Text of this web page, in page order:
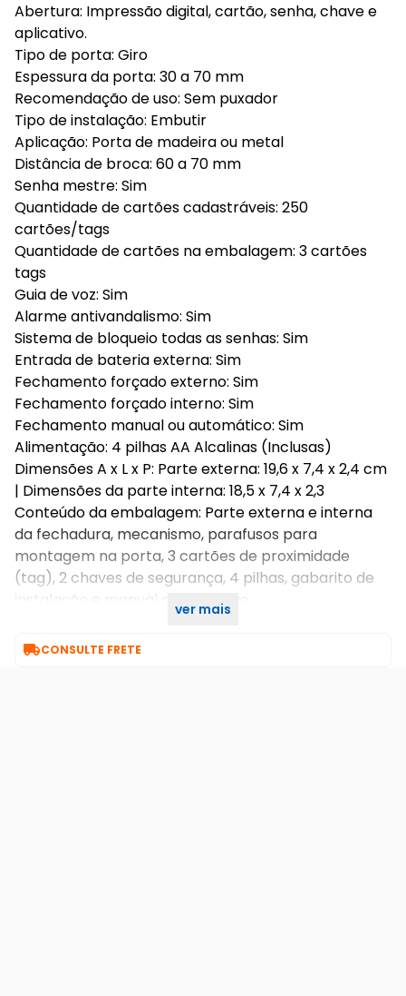
Abertura: Impressão digital, cartão, senha, chave e
aplicativo.
Tipo de porta: Giro
Espessura da porta: 30 a 70 mm
Recomendação de uso: Sem puxador
Tipo de instalação: Embutir
Aplicação: Porta de madeira ou metal
Distância de broca: 60 a 70 mm
Senha mestre: Sim
Quantidade de cartões cadastráveis: 250
cartões/tags
Quantidade de cartões na embalagem: 3 cartões
tags
Guia de voz: Sim
Alarme antivandalismo: Sim
Sistema de bloqueio todas as senhas: Sim
Entrada de bateria externa: Sim
Fechamento forçado externo: Sim
Fechamento forçado interno: Sim
Fechamento manual ou automático: Sim
Alimentação: 4 pilhas AA Alcalinas (Inclusas)
Dimensões A x L x P: Parte externa: 19,6 x 7,4 x 2,4 cm
| Dimensões da parte interna: 18,5 x 7,4 x 2,3
Conteúdo da embalagem: Parte externa e interna
da fechadura, mecanismo, parafusos para
montagem na porta, 3 cartões de proximidade
(tag), 2 chaves de segurança, 4 pilhas, gabarito de
instalação e manual de utilização.
ver mais
CONSULTE FRETE